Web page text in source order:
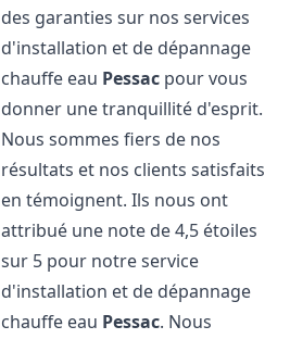
des garanties sur nos services
d'installation et de dépannage
chauffe eau Pessac pour vous
donner une tranquillité d'esprit.
Nous sommes fiers de nos
résultats et nos clients satisfaits
en témoignent. Ils nous ont
attribué une note de 4,5 étoiles
sur 5 pour notre service
d'installation et de dépannage
chauffe eau Pessac. Nous